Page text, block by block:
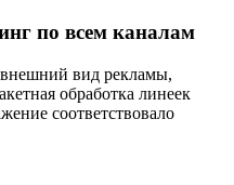
по всем каналам
вид рекламы,
обработка линеек
соответствовало